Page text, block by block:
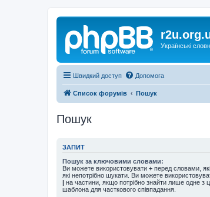
Українські
Швидкий доступ Допомога
Список форумів Пошук
Пошук
ЗАПИТ
Пошук за ключовими словами:
Ви можете використовувати + перед словами,
які непотрібно шукати. Ви можете
| на частини, якщо потрібно знайти лише одне з
шаблона для часткового співпадання.